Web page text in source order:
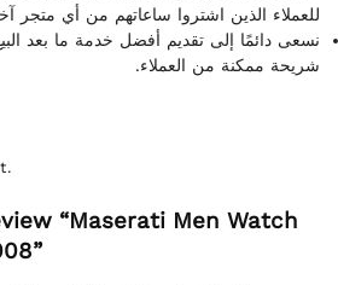
للعملاء الذين اشتروا ساعاتهم من أي متجر
نسعى دائمًا إلى تقديم أفضل خدمة ما بعد
شريحة ممكنة من العملاء.
“Maserati Men Watch